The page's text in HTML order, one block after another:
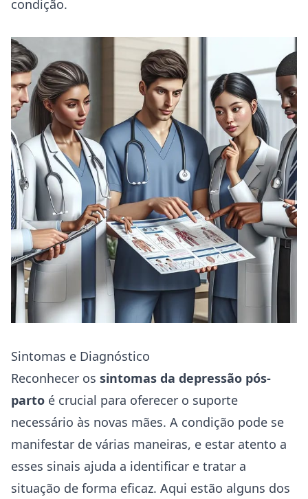
condição.
Sintomas e Diagnóstico
Reconhecer os sintomas da depressão pós-
parto é crucial para oferecer o suporte
necessário às novas mães. A condição pode se
manifestar de várias maneiras, e estar atento a
esses sinais ajuda a identificar e tratar a
situação de forma eficaz. Aqui estão alguns dos